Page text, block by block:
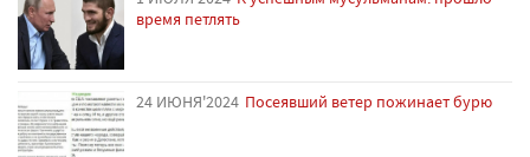
время петлять
24 ИЮНЯ'2024 Посеявший ветер пожинает бурю